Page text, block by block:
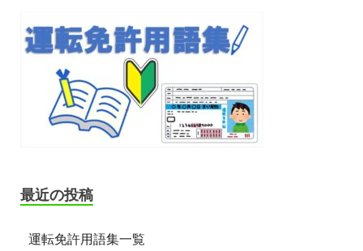
最近の投稿
運転免許用語集一覧